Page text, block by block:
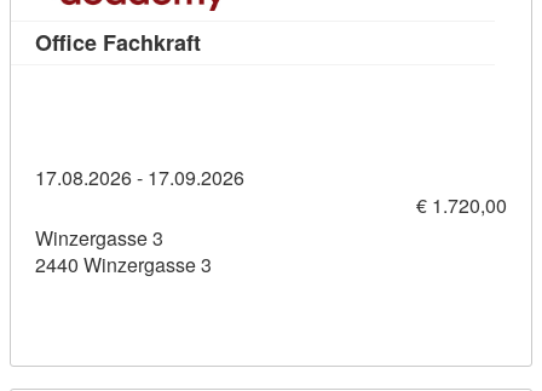
Office FachkraftKursdetail: Office Fachkraft
17.08.2026 - 17.09.2026
€ 1.720,00
Winzergasse 3
2440 Winzergasse 3